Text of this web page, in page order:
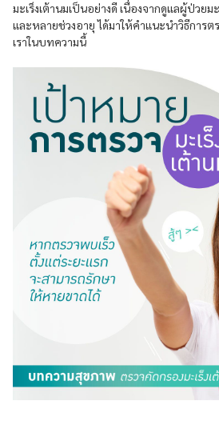
มะเร็งเต้านมเป็นอย่างดี เนื่องจากดูแลผู้ป่วยม
และหลายช่วงอายุ ได้มาให้คำแนะนำวิธีการต
เราในบทความนี้